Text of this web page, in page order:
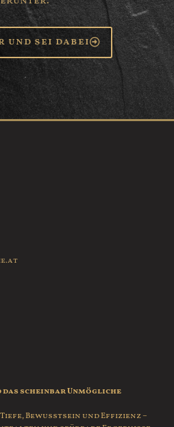
sei dabei
das scheinbar Unmögliche
Bewusstsein und Effizienz –